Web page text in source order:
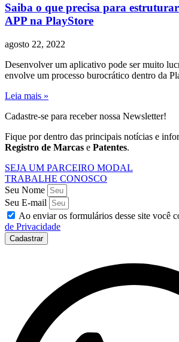
Saiba o que precisa para
APP na PlayStore
agosto 22, 2022
Desenvolver um aplicativo pode ser muito
envolve um processo burocrático dentro da
Leia mais »
Cadastre-se para receber nossa Newsletter!
Fique por dentro das principais notícias e
Registro de Marcas e Patentes.
SEJA UM PARCEIRO MODAL
TRABALHE CONOSCO
Seu Nome
Seu E-mail
Ao enviar os formulários desse site você
de Privacidade
Cadastrar